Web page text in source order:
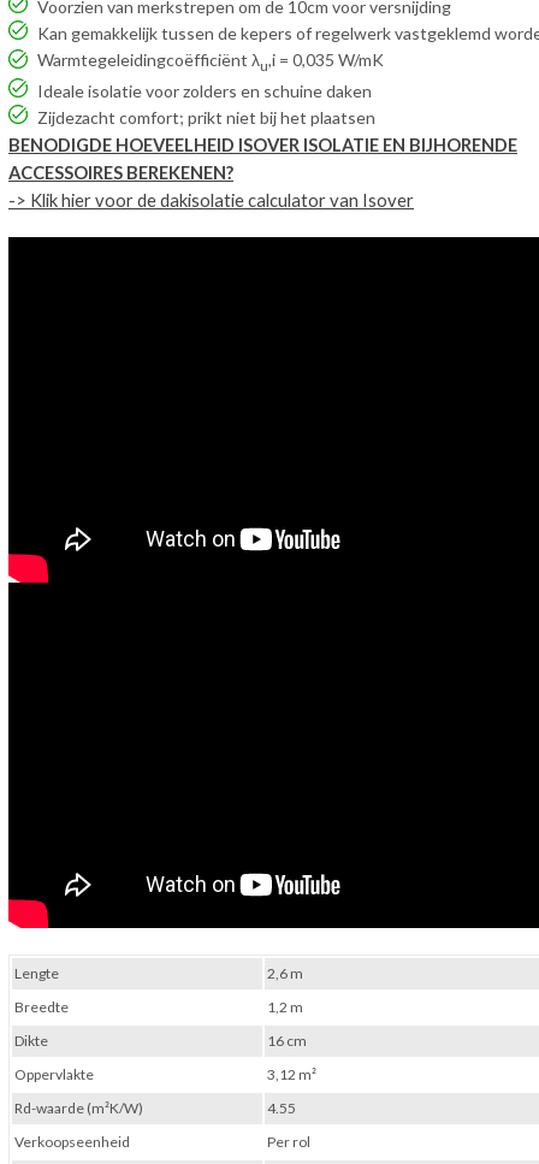
Voorzien van merkstrepen om de 10cm voor versnijding
Kan gemakkelijk tussen de kepers of regelwerk vastgeklemd
Warmtegeleidingcoëfficiënt λu,i = 0,035 W/mK
Ideale isolatie voor zolders en schuine daken
Zijdezacht comfort; prikt niet bij het plaatsen
BENODIGDE HOEVEELHEID ISOVER ISOLATIE EN BIJHORENDE
ACCESSOIRES BEREKENEN?
-> Klik hier voor de dakisolatie calculator van Isover
Lengte
2,6 m
Breedte
1,2 m
Dikte
16 cm
Oppervlakte
3,12 m²
Rd-waarde (m²K/W)
4.55
Verkoopseenheid
Per rol